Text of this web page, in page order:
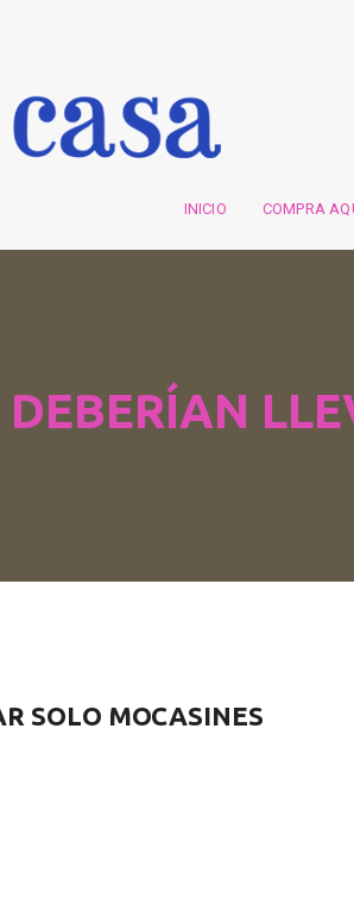
INICIO COMPRA
SOLO MOCASINES